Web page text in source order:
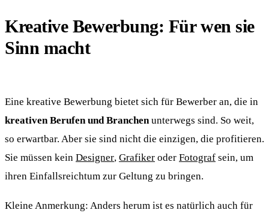
Kreative Bewerbung: Für wen sie
Sinn macht
Eine kreative Bewerbung bietet sich für Bewerber an, die in
kreativen Berufen und Branchenunterwegs sind. So weit,
so erwartbar. Aber sie sind nicht die einzigen, die profitieren.
Sie müssen kein Designer, Grafiker oder Fotograf sein, um
ihren Einfallsreichtum zur Geltung zu bringen.
Kleine Anmerkung: Anders herum ist es natürlich auch für